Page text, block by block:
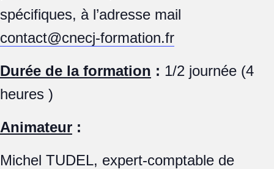
spécifiques, à l’adresse mail
contact@cnecj-formation.fr
Durée de la formation : 1/2 journée (4
heures )
Animateur :
Michel TUDEL, expert-comptable de